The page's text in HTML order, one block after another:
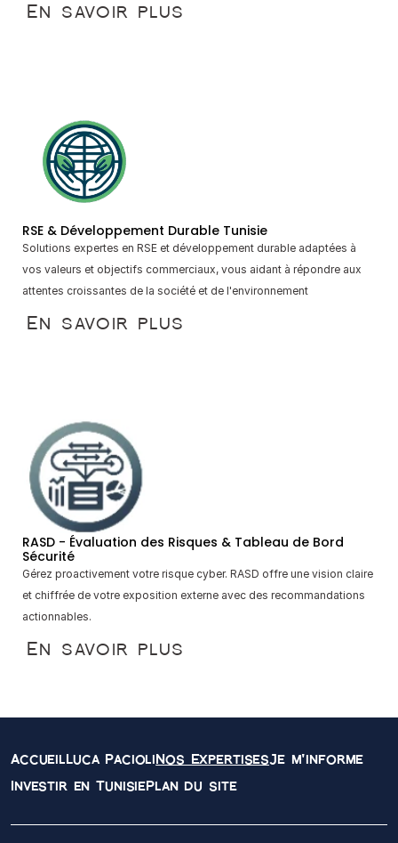
En savoir plus
RSE & Développement Durable Tunisie
Solutions expertes en RSE et développement durable adaptées à
vos valeurs et objectifs commerciaux, vous aidant à répondre aux
attentes croissantes de la société et de l'environnement
En savoir plus
RASD - Évaluation des Risques & Tableau de Bord
Sécurité
Gérez proactivement votre risque cyber. RASD offre une vision claire
et chiffrée de votre exposition externe avec des recommandations
actionnables.
En savoir plus
AccueilLuca PacioliNos ExpertisesJe m'informe
Investir en TunisiePlan du site